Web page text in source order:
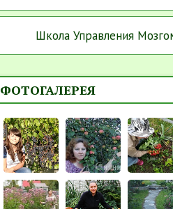
Школа Управления
ФОТОГАЛЕРЕЯ